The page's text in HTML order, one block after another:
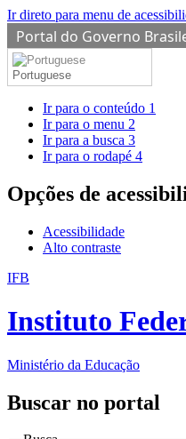
Ir direto para menu de
Portal do Governo
Portuguese
Ir para o conteúdo 1
Ir para o menu 2
Ir para a busca 3
Ir para o rodapé 4
Opções de
Acessibilidade
Alto contraste
IFB
Instituto
Ministério da Educação
Buscar no portal